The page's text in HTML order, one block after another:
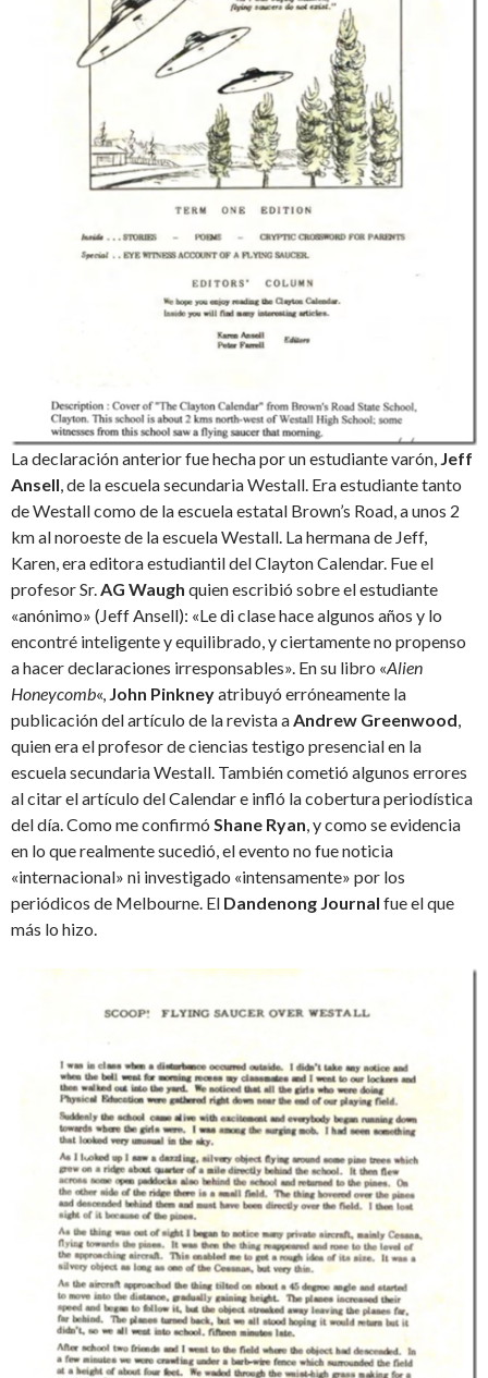
La declaración anterior fue hecha por un estudiante varón, Jeff
Ansell, de la escuela secundaria Westall. Era estudiante tanto
de Westall como de la escuela estatal Brown’s Road, a unos 2
km al noroeste de la escuela Westall. La hermana de Jeff,
Karen, era editora estudiantil del Clayton Calendar. Fue el
profesor Sr.AG Waugh quien escribió sobre el estudiante
«anónimo» (Jeff Ansell): «Le di clase hace algunos años y lo
encontré inteligente y equilibrado, y ciertamente no propenso
a hacer declaraciones irresponsables». En su libro «Alien
Honeycomb«, John Pinkneyatribuyó erróneamente la
publicación del artículo de la revista aAndrew Greenwood,
quien era el profesor de ciencias testigo presencial en la
escuela secundaria Westall. También cometió algunos errores
al citar el artículo del Calendar e infló la cobertura periodística
del día. Como me confirmó Shane Ryan, y como se evidencia
en lo que realmente sucedió, el evento no fue noticia
«internacional» ni investigado «intensamente» por los
periódicos de Melbourne. El Dandenong Journal fue el que
más lo hizo.